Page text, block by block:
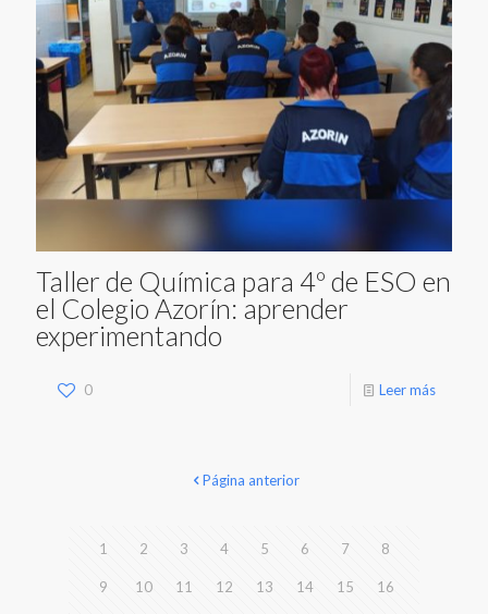
Taller de Química para 4º de ESO en
el Colegio Azorín: aprender
experimentando
0 Leer más
Página anterior
1 2 3 4 5 6 7 8
9 10 11 12 13 14 15 16